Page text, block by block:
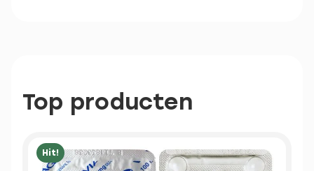
Top producten
Hit!